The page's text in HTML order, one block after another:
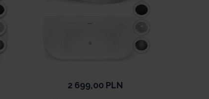
2 699,00 PLN